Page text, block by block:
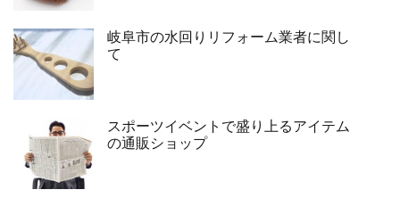
岐阜市の水回りリフォーム業者に関し
て
スポーツイベントで盛り上るアイテム
の通販ショップ